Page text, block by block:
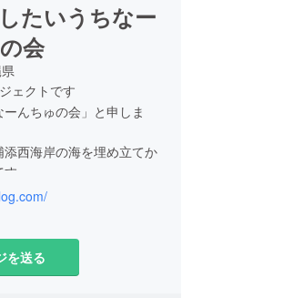
たいうちなー
会
ェクトです
んちゅの会」と申しま
西海岸の海を埋め立てか
。
この問題を周知するため
署名、現地でのスタン
品を通じて、多くの方に
題について知っていただ
を送る